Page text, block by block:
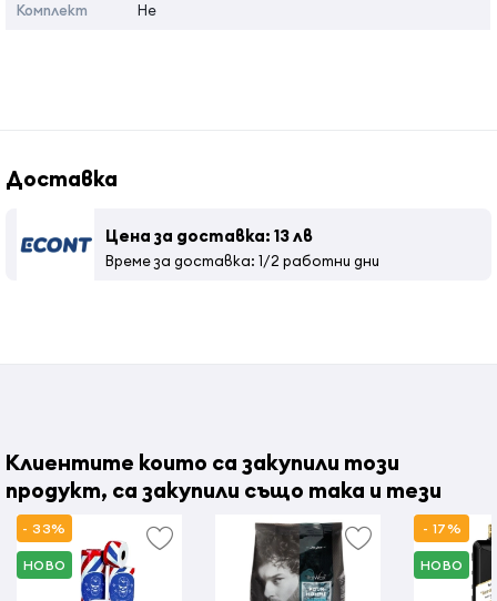
изплакнете обилно косата с вода и измийте с шампоан.
Комплект Не
Доставка
Цена за доставка: 13 лв
Време за доставка: 1/2 работни дни
Клиентите които са закупили този
продукт, са закупили също така и тези
- 33%
НОВО
- 17%
НОВО